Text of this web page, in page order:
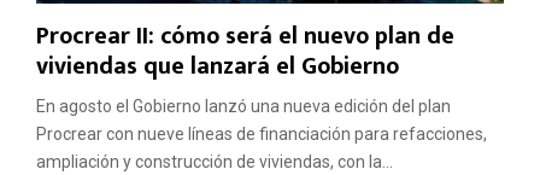
Procrear II: cómo será el nuevo plan de
viviendas que lanzará el Gobierno
En agosto el Gobierno lanzó una nueva edición del plan
Procrear con nueve líneas de financiación para refacciones,
ampliación y construcción de viviendas, con la...